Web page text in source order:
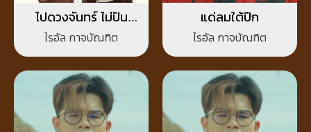
ไปดวงจันทร์ ไม่ปัน
ดวงใจ
ไรอัล กาจบัณฑิต
แด่ลมใต้ปีก
ไรอัล กาจบัณฑิต